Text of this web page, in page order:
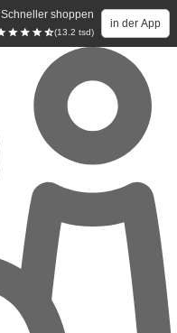
Schneller shoppen
(13.2 tsd)
in der App